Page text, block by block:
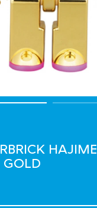
HAJIME
GOLD